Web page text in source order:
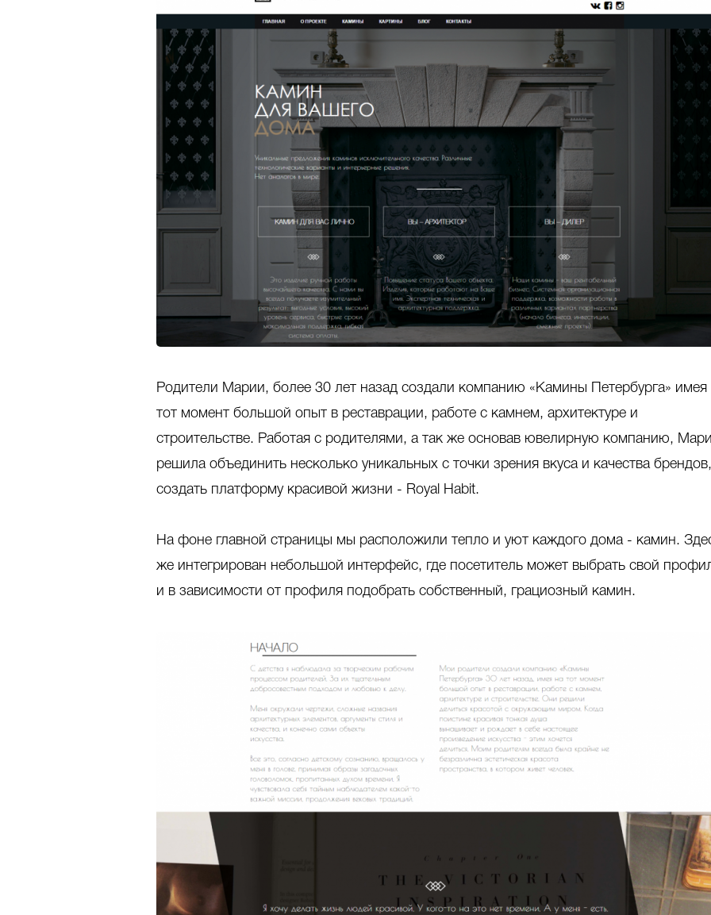
Родители Марии, более 30 лет назад создали компанию «Камины Петербурга» имея
тот момент большой опыт в реставрации, работе с камнем, архитектуре и
строительстве. Работая с родителями, а так же основав ювелирную компанию,
решила объединить несколько уникальных с точки зрения вкуса и качества
создать платформу красивой жизни - Royal Habit.
На фоне главной страницы мы расположили тепло и уют каждого дома - камин.
же интегрирован небольшой интерфейс, где посетитель может выбрать свой
и в зависимости от профиля подобрать собственный, грациозный камин.